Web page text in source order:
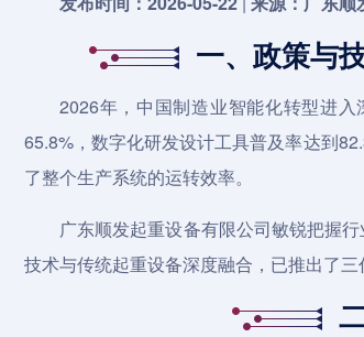
一、政策与
2026年，中国制造业智能化转型进
65.8%，数字化研发设计工具普及率达到
了整个生产系统的运转效率。
广东顺发起重设备有限公司敏锐把握
技术与传统起重设备深度融合，已推出了三